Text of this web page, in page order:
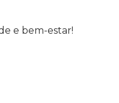
e bem-estar!